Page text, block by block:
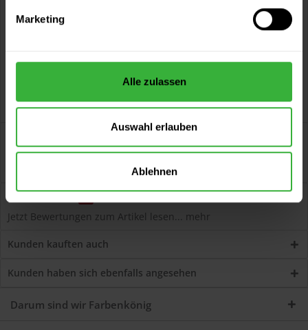
Marketing
Alle zulassen
Auswahl erlauben
Ablehnen
Versand innerhalb von 48h*
Solid Color Stain (Antikgrau) Deckende, matte Premium-
Wetterschutzfarbe Artikelbeschreibung...
Bewertungen
0
Jetzt Bewertungen zum Artikel lesen...
mehr
Kunden kauften auch
Kunden haben sich ebenfalls angesehen
Darum sind wir Farbenkönig